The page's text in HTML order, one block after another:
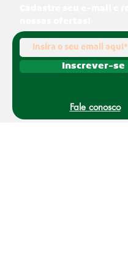
Inscrever-se
Fale conosco